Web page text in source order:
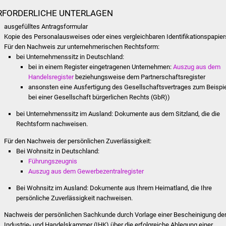
UNTERLAGEN
ausgefülltes Antragsformular
Kopie des Personalausweises oder eines vergleichbaren
Für den Nachweis zur unternehmerischen Rechtsform:
bei Unternehmenssitz in Deutschland:
bei in einem Register eingetragenen Unternehmen:Auszug aus dem
Handelsregisterbeziehungsweise dem Partnerschaftsregister
ansonsten eine Ausfertigung des Gesellschaftsvertrages zum
bei einer Gesellschaft bürgerlichen Rechts (GbR))
bei Unternehmenssitz im Ausland: Dokumente aus dem Sitzland, die die
Rechtsform nachweisen.
Für den Nachweis der persönlichen Zuverlässigkeit:
Bei Wohnsitz in Deutschland:
Führungszeugnis
Auszug aus dem Gewerbezentralregister
Bei Wohnsitz im Ausland: Dokumente aus Ihrem Heimatland, die Ihre
persönliche Zuverlässigkeit nachweisen.
Nachweis der persönlichen Sachkunde durch Vorlage einer Bescheinigung